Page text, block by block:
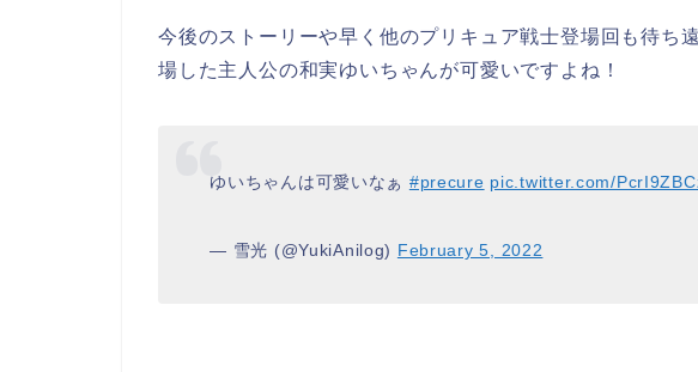
今後のストーリーや早く他のプリキュア戦士登場回も待ち
場した主人公の和実ゆいちゃんが可愛いですよね！
ゆいちゃんは可愛いなぁ #precure pic.twitter.com/
— 雪光 (@YukiAnilog) February 5, 2022